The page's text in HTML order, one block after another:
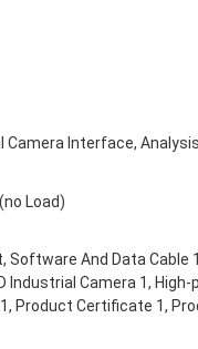
Camera Interface,
Load)
Software And Data Cable
Industrial Camera 1,
Product Certificate 1,